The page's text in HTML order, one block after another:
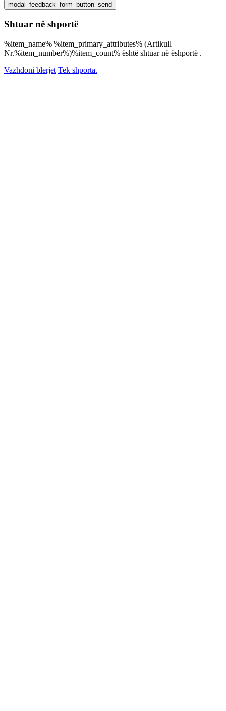
Shtuar në shportë
%item_name% %item_primary_attributes% (Artikull
Nr.%item_number%)%item_count% është shtuar në ëshportë .
Vazhdoni blerjet Tek shporta.